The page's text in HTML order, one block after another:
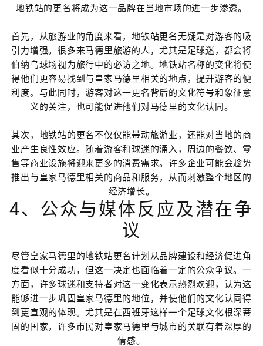
地铁站的更名将成为这一品牌在当地市场的进一步渗透。
首先，从旅游业的角度来看，地铁站更名无疑是对游客的吸
引力增强。很多来马德里旅游的人，尤其是足球迷，都会将
伯纳乌球场视为旅行中的必访之地。地铁站名称的变化将使
得他们更容易找到与皇家马德里相关的地点，提升游客的便
利度。与此同时，游客对这一更名背后的文化符号和象征意
义的关注，也可能促进他们对马德里的文化认同。
其次，地铁站的更名不仅仅能带动旅游业，还能对当地的商
业产生良性效应。随着游客和球迷的涌入，周边的餐饮、零
售等商业设施将迎来更多的消费需求。许多企业可能会趁势
推出与皇家马德里相关的商品和服务，从而刺激整个地区的
经济增长。
4、公众与媒体反应及潜在争
议
尽管皇家马德里的地铁站更名计划从品牌建设和经济促进角
度看似十分成功，但这一决定也面临着一定的公众争议。一
方面，许多球迷和支持者对这一变化表示热烈欢迎，认为这
能够进一步巩固皇家马德里的地位，并使他们的文化认同得
到更直观的体现。尤其是在西班牙这样一个足球文化根深蒂
固的国家，许多市民对皇家马德里与城市的关联有着深厚的
情感。